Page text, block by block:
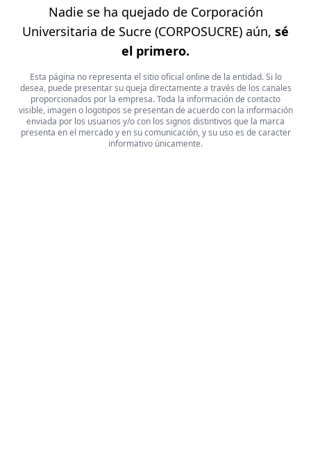
Nadie se ha quejado de Corporación
Universitaria de Sucre (CORPOSUCRE) aún, sé
el primero.
Esta página no representa el sitio oficial online de la entidad. Si lo
desea, puede presentar su queja directamente a través de los canales
proporcionados por la empresa. Toda la información de contacto
visible, imagen o logotipos se presentan de acuerdo con la información
enviada por los usuarios y/o con los signos distintivos que la marca
presenta en el mercado y en su comunicación, y su uso es de caracter
informativo únicamente.